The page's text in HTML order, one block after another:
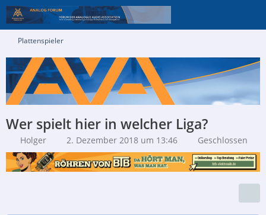
Plattenspieler
Wer spielt hier in welcher Liga?
Holger 2. Dezember 2018 um 13:46 Geschlossen